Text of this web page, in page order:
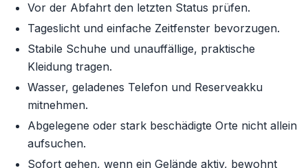
Vor der Abfahrt den letzten Status prüfen.
Tageslicht und einfache Zeitfenster bevorzugen.
Stabile Schuhe und unauffällige, praktische
Kleidung tragen.
Wasser, geladenes Telefon und Reserveakku
mitnehmen.
Abgelegene oder stark beschädigte Orte nicht allein
aufsuchen.
Sofort gehen, wenn ein Gelände aktiv, bewohnt